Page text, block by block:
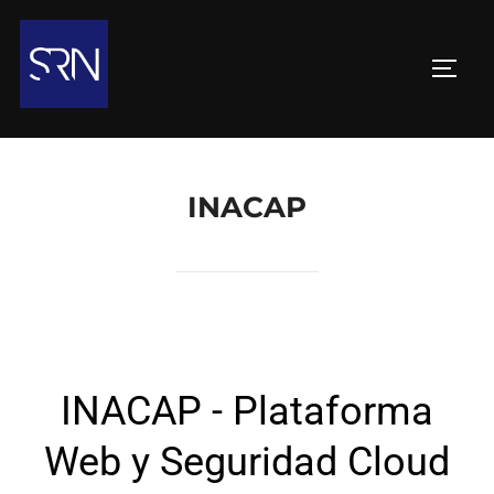
INACAP
INACAP - Plataforma
Web y Seguridad Cloud